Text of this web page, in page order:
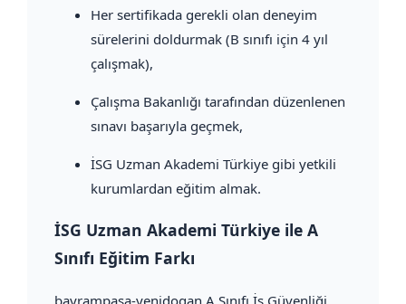
Her sertifikada gerekli olan deneyim
sürelerini doldurmak (B sınıfı için 4 yıl
çalışmak),
Çalışma Bakanlığı tarafından düzenlenen
sınavı başarıyla geçmek,
İSG Uzman Akademi Türkiye gibi yetkili
kurumlardan eğitim almak.
İSG Uzman Akademi Türkiye ile A
Sınıfı Eğitim Farkı
bayrampasa-yenidogan A Sınıfı İş Güvenliği